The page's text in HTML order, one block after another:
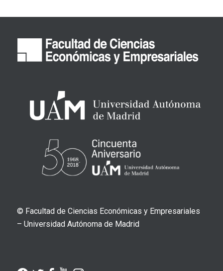
© Facultad de Ciencias Económicas y Empresariales
– Universidad Autónoma de Madrid